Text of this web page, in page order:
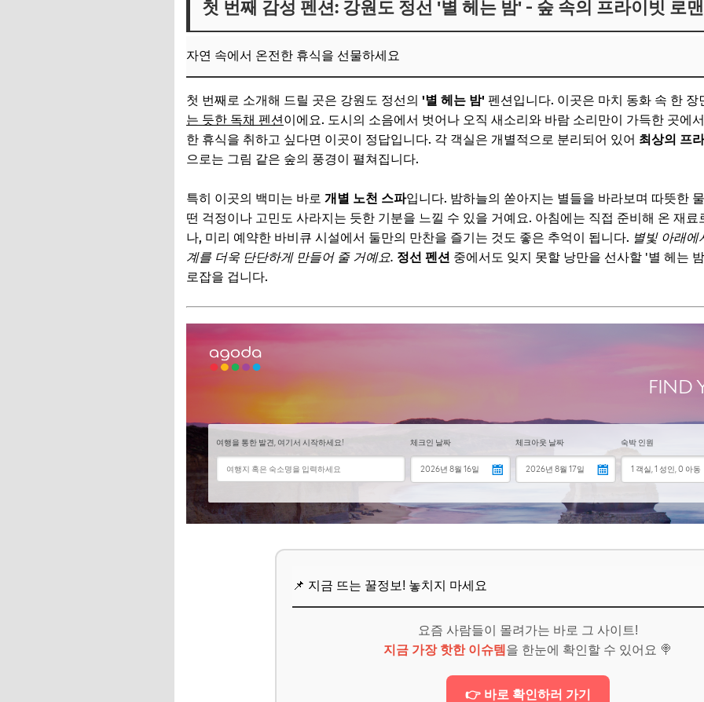
자연 속에서 온전한 휴식을 선물하세요
두 번째 감성 펜션: 경주 '시간의 정원' - 고즈넉한 한옥의 아름다움
전통의 미학 속에서 피어나는 사랑
📌 지금 뜨는 꿀정보! 놓치지 마세요
추가할인 코드 WRVE6
세 번째 감성 펜션: 제주도 서귀포 '오션 뷰 테라스' - 파도 소리 들리는 오션 로드
제주 바다를 품은 듯한 로맨틱 오션뷰
📌 지금 뜨는 꿀정보! 놓치지 마세요
네 번째 감성 펜션: 가평 '시크릿 가든 풀빌라' - 둘만의 특별한 풀파티
우리만의 물놀이 공간, 프라이빗 풀빌라
추가할인 코드 WRVE6
다섯 번째 감성 펜션: 남해 '바람이 머무는 곳' - 이국적인 정취와 에메랄드빛 바다
📌 지금 뜨는 꿀정보! 놓치지 마세요
추가할인 코드 WRVE6
자주 묻는 질문
Q. 가격대는 어느 정도인가요?
첫 번째 감성 펜션: 강원도 정선 '별 헤는 밤' - 숲 속의 프라이빗 로
자연 속에서 온전한 휴식을 선물하세요
첫 번째로 소개해 드릴 곳은 강원도 정선의 '별 헤는 밤' 펜션입니다. 이곳은 마치 동화 속 한
는 듯한 독채 펜션이에요. 도시의 소음에서 벗어나 오직 새소리와 바람 소리만이 가득한 곳에
한 휴식을 취하고 싶다면 이곳이 정답입니다. 각 객실은 개별적으로 분리되어 있어 최상의 프
으로는 그림 같은 숲의 풍경이 펼쳐집니다.
특히 이곳의 백미는 바로 개별 노천 스파입니다. 밤하늘의 쏟아지는 별들을 바라보며 따뜻한
떤 걱정이나 고민도 사라지는 듯한 기분을 느낄 수 있을 거예요. 아침에는 직접 준비해 온 재
나, 미리 예약한 바비큐 시설에서 둘만의 만찬을 즐기는 것도 좋은 추억이 됩니다. 별빛 아래에
계를 더욱 단단하게 만들어 줄 거예요. 정선 펜션 중에서도 잊지 못할 낭만을 선사할 '별 헤는
로잡을 겁니다.
📌 지금 뜨는 꿀정보! 놓치지 마세요
요즘 사람들이 몰려가는 바로 그 사이트!
지금 가장 핫한 이슈템 을 한눈에 확인할 수 있어요 🍭
👉 바로 확인하러 가기